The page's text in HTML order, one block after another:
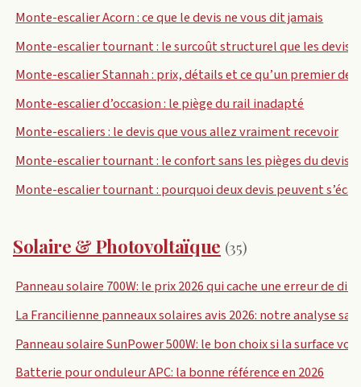
Monte-escalier Acorn : ce que le devis ne vous dit jamais
Monte-escalier tournant : le surcoût structurel que les devis
Monte-escalier Stannah : prix, détails et ce qu’un premier
Monte-escalier d’occasion : le piège du rail inadapté
Monte-escaliers : le devis que vous allez vraiment recevoir
Monte-escalier tournant : le confort sans les pièges du devis
Monte-escalier tournant : pourquoi deux devis peuvent
Solaire & Photovoltaïque (35)
Panneau solaire 700W: le prix 2026 qui cache une erreur de
La Francilienne panneaux solaires avis 2026: notre analyse
Panneau solaire SunPower 500W: le bon choix si la surface
Batterie pour onduleur APC: la bonne référence en 2026